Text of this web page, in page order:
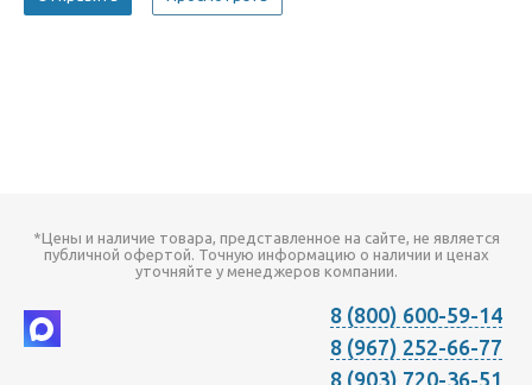
*Цены и наличие товара, представленное на сайте, не является
публичной офертой. Точную информацию о наличии и ценах
уточняйте у менеджеров компании.
8 (800) 600-59-14
8 (967) 252-66-77
8 (903) 720-36-51